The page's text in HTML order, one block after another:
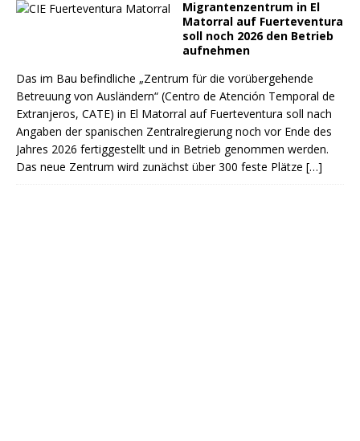
Migrantenzentrum in El
Matorral auf Fuerteventura
soll noch 2026 den Betrieb
aufnehmen
Das im Bau befindliche „Zentrum für die vorübergehende
Betreuung von Ausländern“ (Centro de Atención Temporal de
Extranjeros, CATE) in El Matorral auf Fuerteventura soll nach
Angaben der spanischen Zentralregierung noch vor Ende des
Jahres 2026 fertiggestellt und in Betrieb genommen werden.
Das neue Zentrum wird zunächst über 300 feste Plätze […]